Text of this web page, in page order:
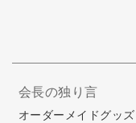
会長の独り言
オーダーメイドグッ